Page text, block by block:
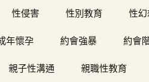
性侵害 性別教育 性幻
年懷孕 約會強暴 約會
親子性溝通 親職性教育